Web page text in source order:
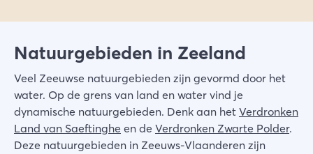
Natuurgebieden in Zeeland
Veel Zeeuwse natuurgebieden zijn gevormd door het
water. Op de grens van land en water vind je
dynamische natuurgebieden. Denk aan het Verdronken
Land van Saeftinghe en de Verdronken Zwarte Polder.
Deze natuurgebieden in Zeeuws-Vlaanderen zijn